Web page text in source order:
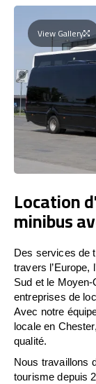
View Gallery
Location
minibus
Des services de
travers l’Europe,
Sud et le Moyen-
entreprises de
Avec notre
locale en
qualité.
Nous travaillons
tourisme depuis